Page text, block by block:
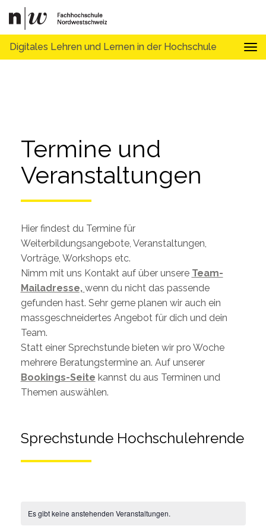
Digitales Lehren und Lernen in der Hochschule
Termine und
Veranstaltungen
Hier findest du Termine für
Weiterbildungsangebote, Veranstaltungen,
Vorträge, Workshops etc.
Nimm mit uns Kontakt auf über unsere Team-
Mailadresse, wenn du nicht das passende
gefunden hast. Sehr gerne planen wir auch ein
massgeschneidertes Angebot für dich und dein
Team.
Statt einer Sprechstunde bieten wir pro Woche
mehrere Beratungstermine an. Auf unserer
Bookings-Seite kannst du aus Terminen und
Themen auswählen.
Sprechstunde Hochschulehrende
Es gibt keine anstehenden Veranstaltungen.